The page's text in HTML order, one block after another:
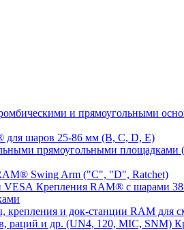
шаров 25-86 мм (B, C, D, E)
Swing Arm ("C", "D", Ratchet)
Крепления RAM® с шарами
крепления и док-станции RAM для